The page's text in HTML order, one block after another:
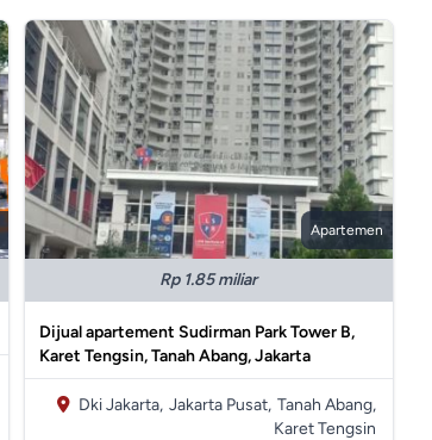
Apartemen
Rp 1.85 miliar
Dijual apartement Sudirman Park Tower B,
Karet Tengsin, Tanah Abang, Jakarta
Dki Jakarta, Jakarta Pusat, Tanah Abang,
Karet Tengsin